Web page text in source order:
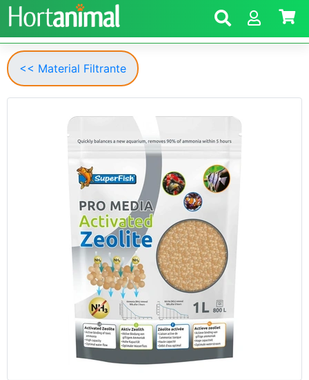
<< Material Filtrante